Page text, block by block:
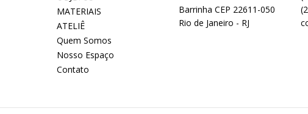
MATERIAIS
ATELIÊ
Quem Somos
Nosso Espaço
Contato
Barrinha CEP 22611-050
Rio de Janeiro - RJ